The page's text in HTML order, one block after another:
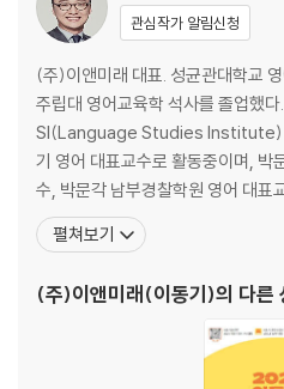
관심작가 알림신청
(주)이앤미래 대표. 성균관대학교
주립대 영어교육학 석사를 졸업했
SI(Language Studies Institute)
기 영어 대표교수로 활동중이며, 박
수, 박문각 남부경찰학원 영어 대표
교수, 파고다 언어교육연구소 선임
SL Welcome Center 강의를 했다.
기에서도 소방 시험에 맞는 탄
펼쳐보기
(주)이앤미래(이동기)의 다른